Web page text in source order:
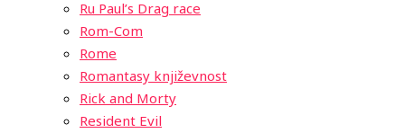
Ru Paul’s Drag race
Rom-Com
Rome
Romantasy književnost
Rick and Morty
Resident Evil